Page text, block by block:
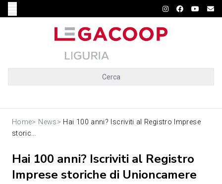
Cerca
Home> News> Hai 100 anni? Iscriviti al Registro Imprese
storic...
Hai 100 anni? Iscriviti al Registro
Imprese storiche di Unioncamere